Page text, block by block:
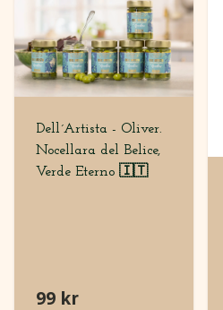
Dell´Artista - Oliver.
Nocellara del Belice,
Verde Eterno 🇮🇹
99 kr